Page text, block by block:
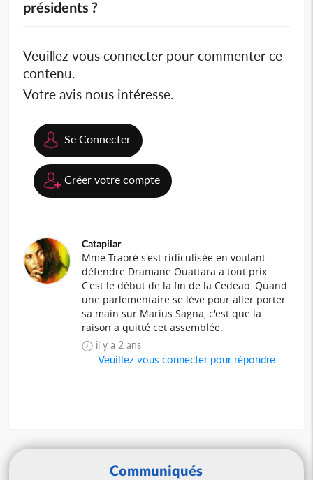
présidents ?
Veuillez vous connecter pour commenter ce
contenu.
Votre avis nous intéresse.
Se Connecter
Créer votre compte
Catapilar
Mme Traoré s'est ridiculisée en voulant
défendre Dramane Ouattara a tout prix.
C'est le début de la fin de la Cedeao. Quand
une parlementaire se lève pour aller porter
sa main sur Marius Sagna, c'est que la
raison a quitté cet assemblée.
il y a 2 ans
Veuillez vous connecter pour répondre
Communiqués